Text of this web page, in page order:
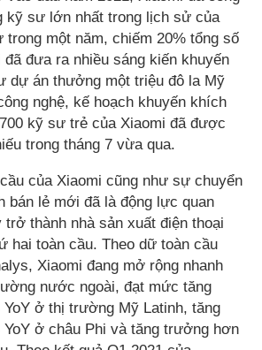
kỹ sư lớn nhất trong lịch sử của
trong một năm, chiếm 20% tổng số
đã đưa ra nhiều sáng kiến khuyến
dự án thưởng một triệu đô la Mỹ
nghệ, kế hoạch khuyến khích
kỹ sư trẻ của Xiaomi đã được
trong tháng 7 vừa qua.
của Xiaomi cũng như sự chuyển
bán lẻ mới đã là động lực quan
trở thành nhà sản xuất điện thoại
hai toàn cầu. Theo dữ toàn cầu
Xiaomi đang mở rộng nhanh
nước ngoài, đạt mức tăng
ở thị trường Mỹ Latinh, tăng
ở châu Phi và tăng trưởng hơn